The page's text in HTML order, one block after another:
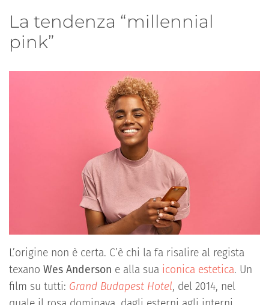
La tendenza “millennial
pink”
L’origine non è certa. C’è chi la fa risalire al regista
texano Wes Anderson e alla sua iconica estetica. Un
film su tutti: Grand Budapest Hotel, del 2014, nel